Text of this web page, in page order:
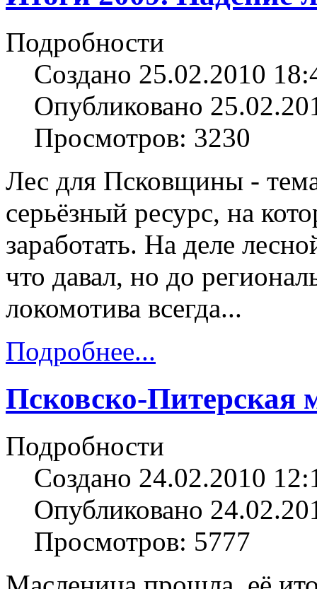
Подробности
Создано 25.02.2010
Опубликовано
Просмотров: 3230
Лес для Псковщины - тема
серьёзный ресурс, на
заработать. На деле
что давал, но до
локомотива всегда...
Подробнее...
Псковско-Питерская
Подробности
Создано 24.02.2010
Опубликовано
Просмотров: 5777